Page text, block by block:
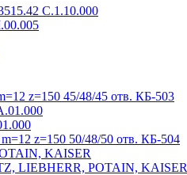
С.1.10.000
z=150 45/48/45 отв. КБ-503
z=150 50/48/50 отв. КБ-504
KAISER
LIEBHERR, POTAIN, KAISER